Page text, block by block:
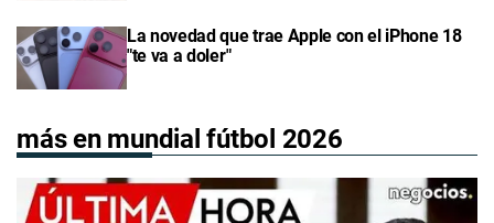
La novedad que trae Apple con el iPhone 18
"te va a doler"
más en mundial fútbol 2026